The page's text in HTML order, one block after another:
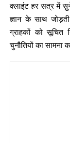
क्लाइंट हर सत्र में
ज्ञान के साथ
ग्राहकों को
चुनौतियों का सामना